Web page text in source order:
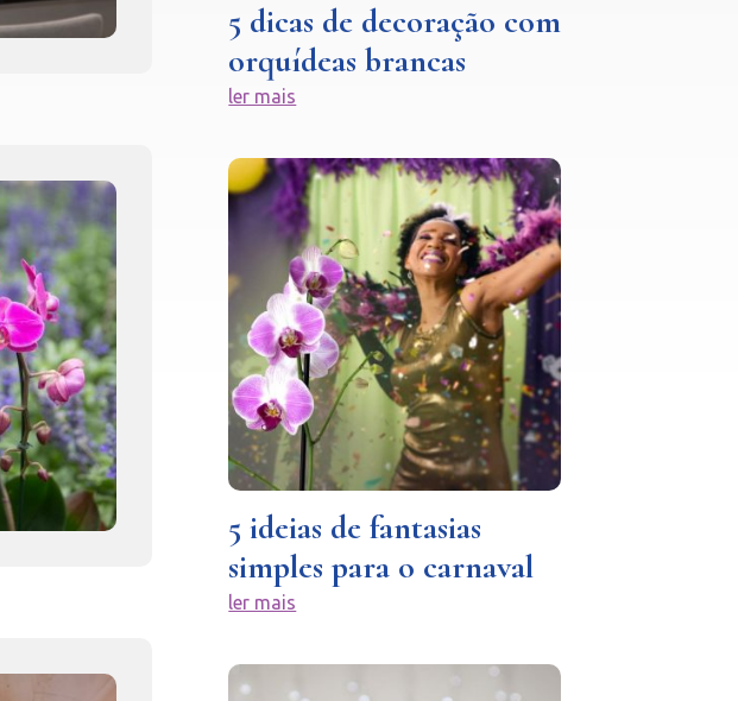
5 dicas de decoração com
orquídeas brancas
ler mais
5 ideias de fantasias
simples para o carnaval
ler mais